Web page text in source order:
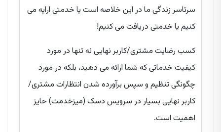
سرتاسر زندگی ما در این خلاصه است یا خدمتی ارایه می
کنیم یا خدمتی دریافت می کنیم!
کسب رضایت مشتری/کاربر نهایی نه تنها در مورد
کیفیت خدماتی که شما ارائه می دهید، بلکه در مورد
چگونگی تنظیم و سپس برآورده شدن انتظارات مشتری/
کاربر نهایی بسیار در سرویس دسک (میزخدمت) حایز
اهمیت است.